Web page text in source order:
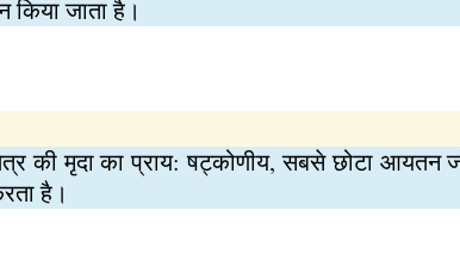
किया जाता है।
की मृदा का प्राय: षट्‍कोणीय, सबसे छोटा आयतन
है।